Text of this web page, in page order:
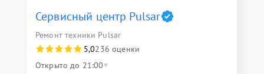
Сервисный центр Pulsar
Ремонт техники Pulsar
5,0236 оценки
Открыто до 21:00